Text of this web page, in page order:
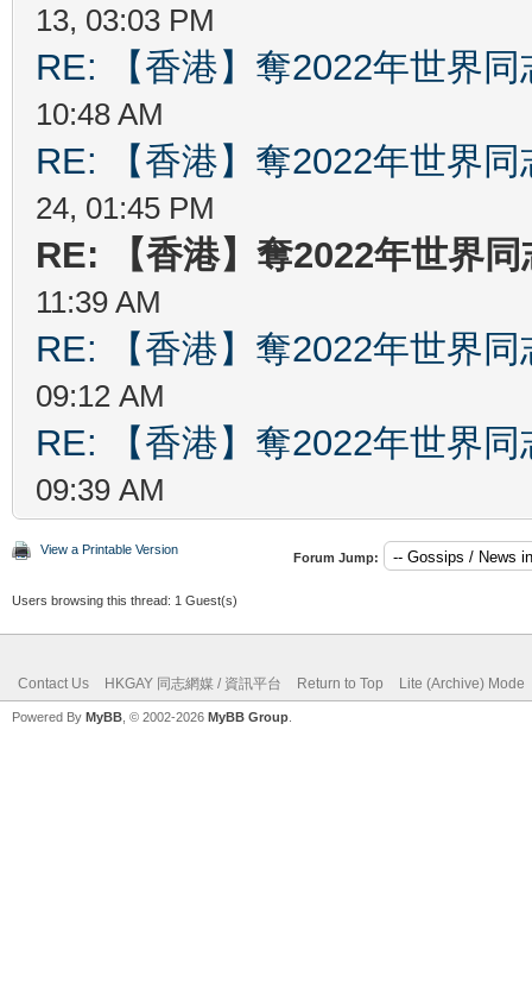
13, 03:03 PM
RE: 【香港】奪2022年世界
10:48 AM
RE: 【香港】奪2022年世界
24, 01:45 PM
RE: 【香港】奪2022年世界
11:39 AM
RE: 【香港】奪2022年世界
09:12 AM
RE: 【香港】奪2022年世界
09:39 AM
View a Printable Version
Forum Jump:
Users browsing this thread: 1 Guest(s)
Contact Us HKGAY 同志網媒 / 資訊平台 Return to Top Lite (Archive) Mode
Powered By MyBB , © 2002-2026 MyBB Group